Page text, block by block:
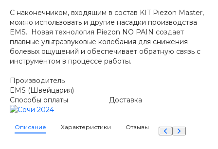
С наконечником, входящим в состав KIT Piezon Master,
можно использовать и другие насадки производства
EMS. Новая технология Piezon NO PAIN создает
плавные ультразвуковые колебания для снижения
болевых ощущений и обеспечивает обратную связь с
инструментом в процессе работы.
Производитель
EMS (Швейцария)
Способы оплаты
Доставка
Описание Характеристики Отзывы